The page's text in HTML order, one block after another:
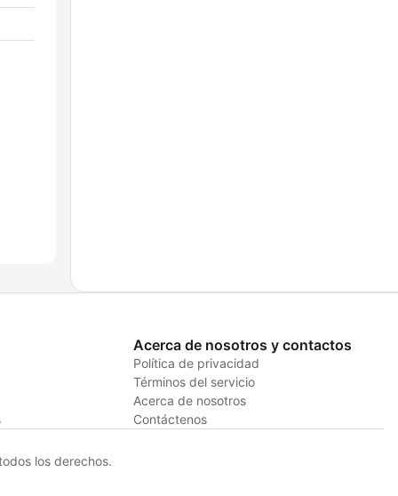
Acerca de nosotros y contactos
Política de privacidad
Términos del servicio
Acerca de nosotros
Contáctenos
los derechos.